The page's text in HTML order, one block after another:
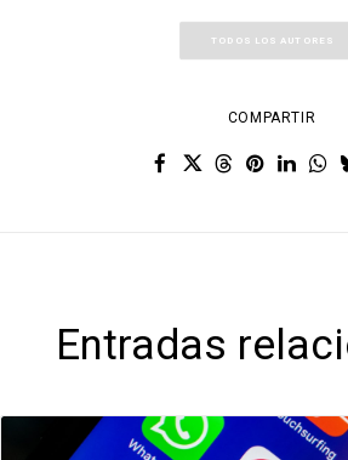
TODOS LOS AUTORES
COMPARTIR
Entradas